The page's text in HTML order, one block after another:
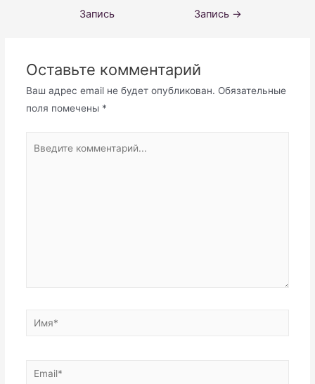
Запись
Запись →
Оставьте комментарий
Ваш адрес email не будет опубликован. Обязательные
поля помечены *
Имя*
Email*